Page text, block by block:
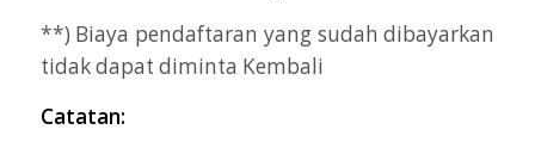
**) Biaya pendaftaran yang sudah dibayarkan
tidak dapat diminta Kembali
Catatan: